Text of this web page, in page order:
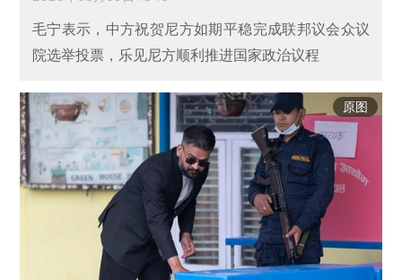
毛宁表示，中方祝贺尼方如期平稳完成联邦议会众议
院选举投票，乐见尼方顺利推进国家政治议程
原图